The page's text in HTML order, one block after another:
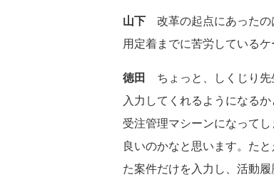
山下 改革の起点にあった
用定着までに苦労している
徳田 ちょっと、しくじり
入力してくれるようになる
受注管理マシーンになって
良いのかなと思います。た
た案件だけを入力し、活動